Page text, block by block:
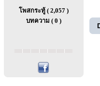
โพสกระทู้ ( 2,057 )
บทความ ( 0 )